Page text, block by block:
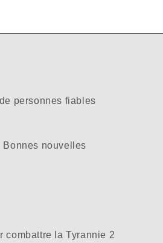
personnes fiables
Bonnes nouvelles
combattre la Tyrannie 2